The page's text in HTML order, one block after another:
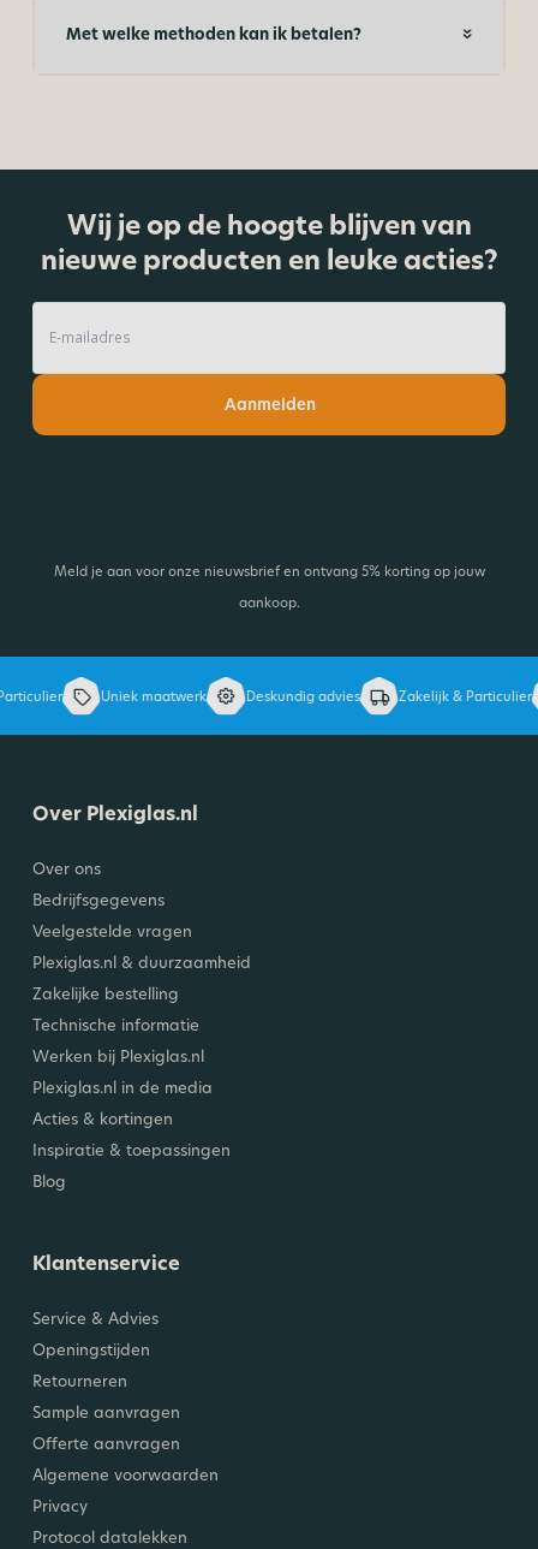
Met welke methoden kan ik betalen?
Wij je op de hoogte blijven van
nieuwe producten en leuke acties?
Aanmelden
Meld je aan voor onze nieuwsbrief en ontvang 5% korting op jouw
aankoop.
Uniek maatwerk Deskundig advies Zakelijk & Particulier
Over Plexiglas.nl
Over ons
Bedrijfsgegevens
Veelgestelde vragen
Plexiglas.nl & duurzaamheid
Zakelijke bestelling
Technische informatie
Werken bij Plexiglas.nl
Plexiglas.nl in de media
Acties & kortingen
Inspiratie & toepassingen
Blog
Klantenservice
Service & Advies
Openingstijden
Retourneren
Sample aanvragen
Offerte aanvragen
Algemene voorwaarden
Privacy
Protocol datalekken